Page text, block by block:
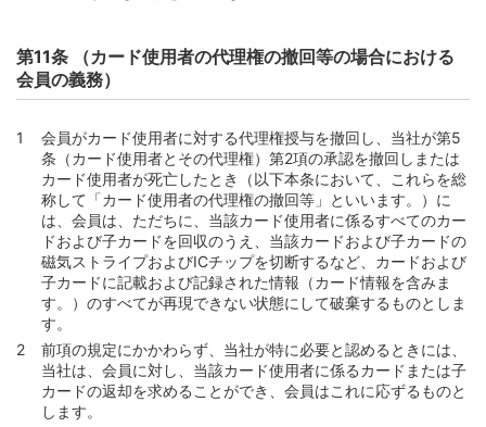
第78条 （約定支払日前の弁済およびその手続）
第79条 （約定支払日前の弁済ができる範囲）
第5節 支払に関する雑則
第81条 （返金等の処理）
第82条 （期限の利益の喪失）
第83条 （充当）
第84条 （支払等に要する費用等の負担）
第3編 退会、会員資格の取消その他の条項
第85条 （反社会的勢力等の排除）
第86条 （本規約等の変更）
第87条 （退会）
第11条 （カード使用者の代理権の撤回等の場合における
会員の義務）
会員がカード使用者に対する代理権授与を撤回し、当社が第5
条（カード使用者とその代理権）第2項の承認を撤回しまたは
カード使用者が死亡したとき（以下本条において、これらを総
称して「カード使用者の代理権の撤回等」といいます。）に
は、会員は、ただちに、当該カード使用者に係るすべてのカー
ドおよび子カードを回収のうえ、当該カードおよび子カードの
磁気ストライプおよびICチップを切断するなど、カードおよび
子カードに記載および記録された情報（カード情報を含みま
す。）のすべてが再現できない状態にして破棄するものとしま
す。
前項の規定にかかわらず、当社が特に必要と認めるときには、
当社は、会員に対し、当該カード使用者に係るカードまたは子
カードの返却を求めることができ、会員はこれに応ずるものと
します。